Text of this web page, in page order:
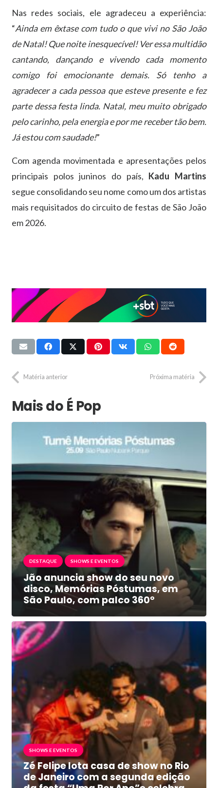
Nas redes sociais, ele agradeceu a experiência:
“Ainda em êxtase com tudo o que vivi no São João
de Natal! Que noite inesquecível! Ver essa multidão
cantando, dançando e vivendo cada momento
comigo foi emocionante demais. Só tenho a
agradecer a cada pessoa que esteve presente e fez
parte dessa festa linda. Natal, meu muito obrigado
pelo carinho, pela energia e por me receber tão bem.
Já estou com saudade!”
Com agenda movimentada e apresentações pelos
principais polos juninos do país, Kadu Martins
segue consolidando seu nome como um dos artistas
mais requisitados do circuito de festas de São João
em 2026.
Matéria anterior Próxima matéria
Mais do É Pop
DESTAQUE SHOWS E EVENTOS
Jão anuncia show do seu novo
disco, Memórias Póstumas, em
São Paulo, com palco 360º
SHOWS E EVENTOS
Zé Felipe lota casa de show no Rio
de Janeiro com a segunda edição